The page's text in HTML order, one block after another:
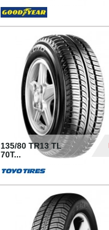
135/80 TR13 TL
70T...